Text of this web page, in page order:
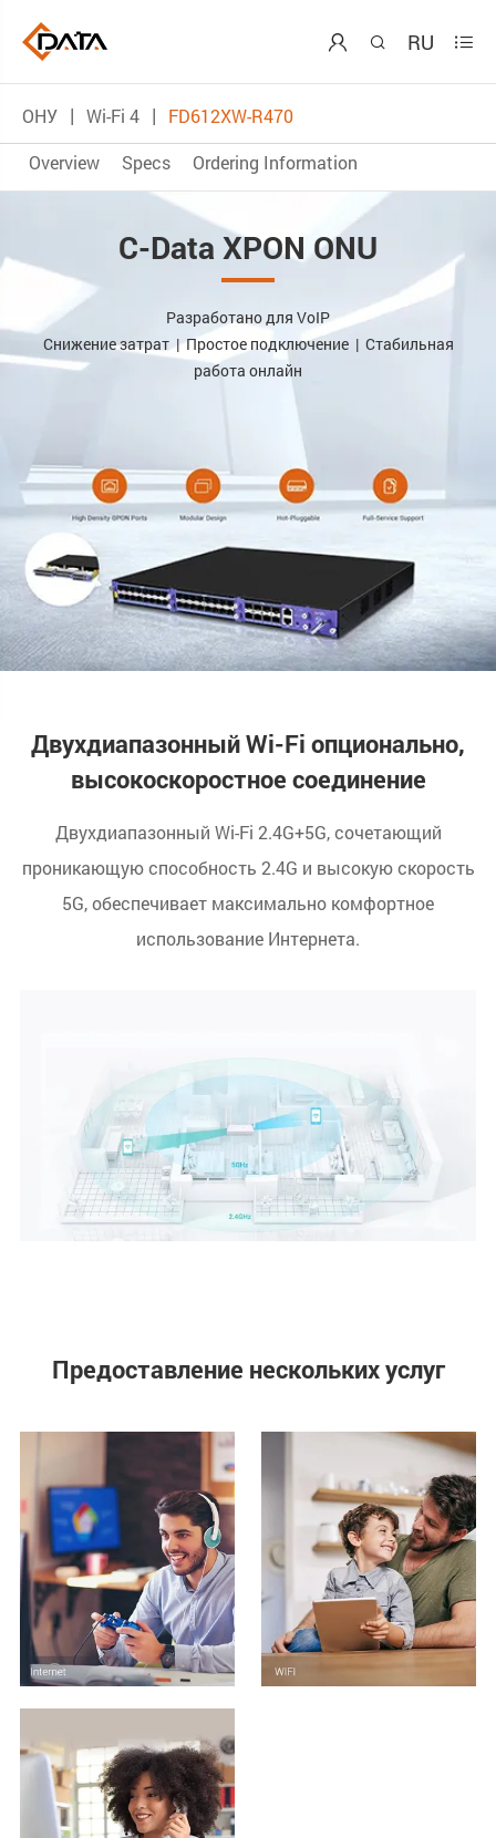
  RU 
ОНУ Wi-Fi 4
FD612XW-R470
Overview
Specs Ordering Information
C-Data XPON ONU
Разработано для VoIP
Снижение затрат | Простое подключение | Стабильная
работа онлайн
Двухдиапазонный Wi-Fi опционально,
высокоскоростное соединение
Двухдиапазонный Wi-Fi 2.4G+5G, сочетающий
проникающую способность 2.4G и высокую скорость
5G, обеспечивает максимально комфортное
использование Интернета.
Предоставление нескольких услуг